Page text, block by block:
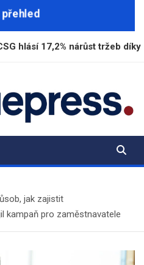
přehled
nárůst tržeb díky výrobě munice
jak zajistit
kampaň pro zaměstnavatele